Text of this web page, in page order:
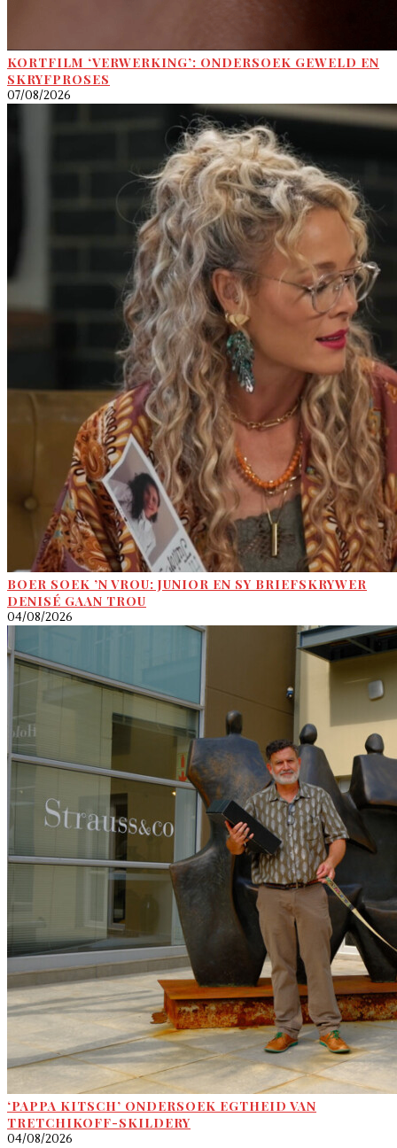
KORTFILM ‘VERWERKING’: ONDERSOEK GEWELD EN
SKRYFPROSES
07/08/2026
BOER SOEK ’N VROU: JUNIOR EN SY BRIEFSKRYWER
DENISÉ GAAN TROU
04/08/2026
‘PAPPA KITSCH’ ONDERSOEK EGTHEID VAN
TRETCHIKOFF-SKILDERY
04/08/2026